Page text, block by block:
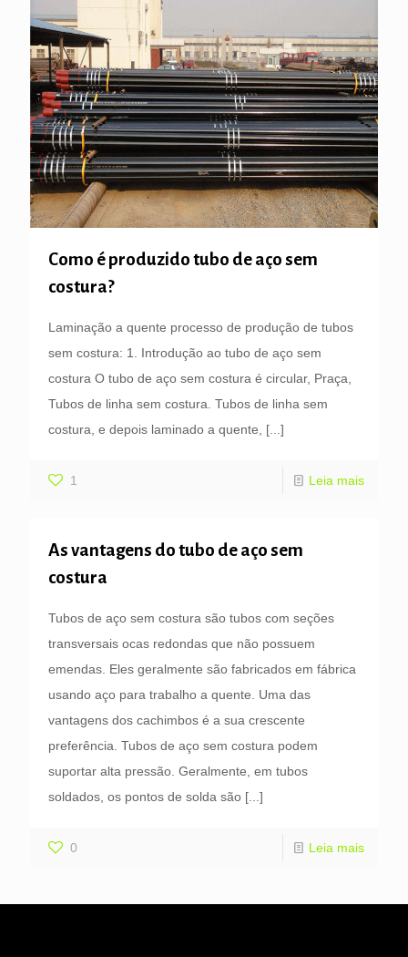
Como é produzido tubo de aço sem
costura?
Laminação a quente processo de produção de tubos
sem costura: 1. Introdução ao tubo de aço sem
costura O tubo de aço sem costura é circular, Praça,
Tubos de linha sem costura. Tubos de linha sem
costura, e depois laminado a quente, [...]
1 Leia mais
As vantagens do tubo de aço sem
costura
Tubos de aço sem costura são tubos com seções
transversais ocas redondas que não possuem
emendas. Eles geralmente são fabricados em fábrica
usando aço para trabalho a quente. Uma das
vantagens dos cachimbos é a sua crescente
preferência. Tubos de aço sem costura podem
suportar alta pressão. Geralmente, em tubos
soldados, os pontos de solda são [...]
0 Leia mais